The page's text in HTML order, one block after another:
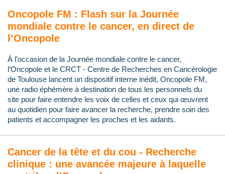
Oncopole FM : Flash sur la Journée
mondiale contre le cancer, en direct de
l’Oncopole
À l’occasion de la Journée mondiale contre le cancer,
l’Oncopole et le CRCT - Centre de Recherches en Cancérologie
de Toulouse lancent un dispositif interne inédit, Oncopole FM,
une radio éphémère à destination de tous les personnels du
site pour faire entendre les voix de celles et ceux qui œuvrent
au quotidien pour faire avancer la recherche, prendre soin des
patients et accompagner les proches et les aidants.
Cancer de la tête et du cou - Recherche
clinique : une avancée majeure à laquelle